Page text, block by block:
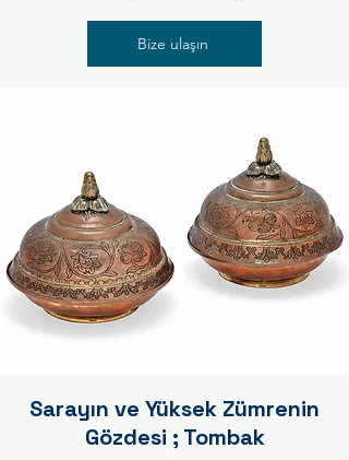
Bize ulaşın
Sarayın ve Yüksek Zümrenin
Gözdesi ; Tombak